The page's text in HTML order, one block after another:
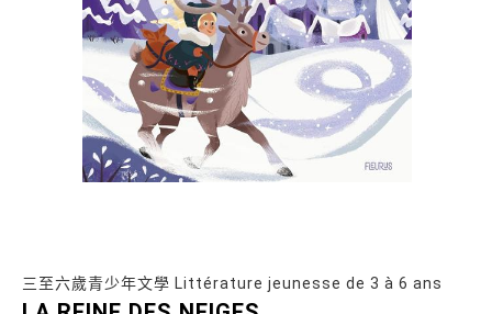
三至六歲青少年文學 Littérature jeunesse de 3 à 6 ans